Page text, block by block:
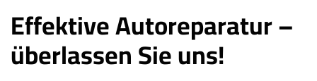
Effektive Autoreparatur –
überlassen Sie uns!